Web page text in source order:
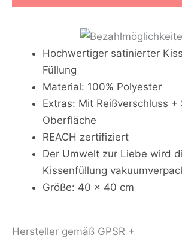
Hochwertiger satinierter
Füllung
Material: 100% Polyester
Extras: Mit Reißverschluss
Oberfläche
REACH zertifiziert
Der Umwelt zur Liebe wird
Kissenfüllung
Größe: 40 x 40 cm
Hersteller gemäß GPSR +